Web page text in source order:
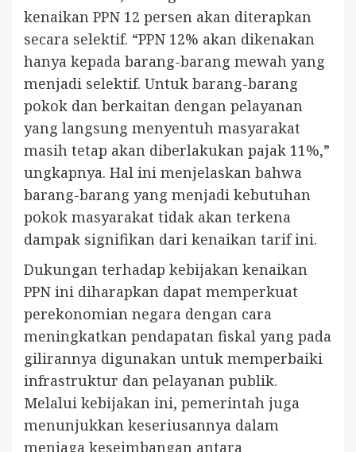
kenaikan PPN 12 persen akan diterapkan
secara selektif. “PPN 12% akan dikenakan
hanya kepada barang-barang mewah yang
menjadi selektif. Untuk barang-barang
pokok dan berkaitan dengan pelayanan
yang langsung menyentuh masyarakat
masih tetap akan diberlakukan pajak 11%,”
ungkapnya. Hal ini menjelaskan bahwa
barang-barang yang menjadi kebutuhan
pokok masyarakat tidak akan terkena
dampak signifikan dari kenaikan tarif ini.
Dukungan terhadap kebijakan kenaikan
PPN ini diharapkan dapat memperkuat
perekonomian negara dengan cara
meningkatkan pendapatan fiskal yang pada
gilirannya digunakan untuk memperbaiki
infrastruktur dan pelayanan publik.
Melalui kebijakan ini, pemerintah juga
menunjukkan keseriusannya dalam
menjaga keseimbangan antara